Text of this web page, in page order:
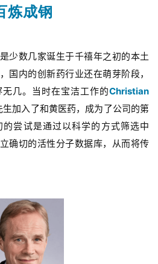
炼成钢
是少数几家诞生于千禧年之初的本土
国内的创新药行业还在萌芽阶段，
几。当时在宝洁工作的Christian
生加入了和黄医药，成为了公司的第
尝试是通过以科学的方式筛选中
确切的活性分子数据库，从而将传